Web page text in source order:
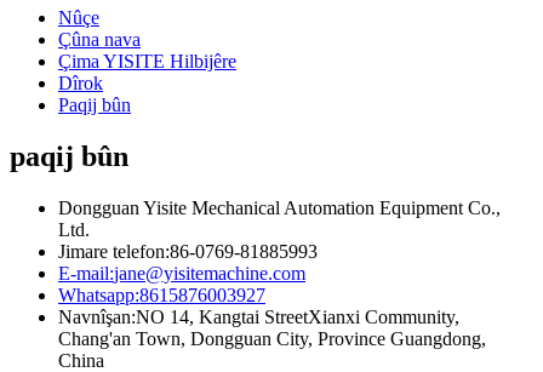
Nûçe
Çûna nava
Çima YISITE Hilbijêre
Dîrok
Paqij bûn
paqij bûn
Dongguan Yisite Mechanical Automation Equipment Co.,
Ltd.
Jimare telefon:86-0769-81885993
E-mail:jane@yisitemachine.com
Whatsapp:8615876003927
Navnîşan:NO 14, Kangtai StreetXianxi Community,
Chang'an Town, Dongguan City, Province Guangdong,
China